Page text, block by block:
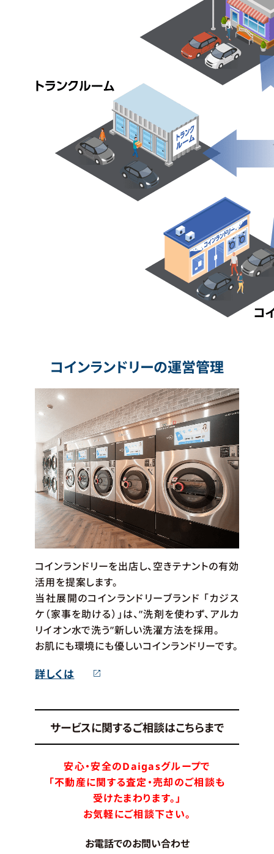
コインランドリーの運営管理
コインランドリーを出店し、空きテナントの有効
活用を提案します。
当社展開のコインランドリーブランド 「カジス
ケ（家事を助ける）」は、”洗剤を使わず、アルカ
リイオン水で洗う”新しい洗濯方法を採用。
お肌にも環境にも優しいコインランドリーです。
詳しくは
サービスに関するご相談はこちらまで
安心・安全のDaigasグループで
「不動産に関する査定・売却のご相談も
受けたまわります。」
お気軽にご相談下さい。
お電話でのお問い合わせ